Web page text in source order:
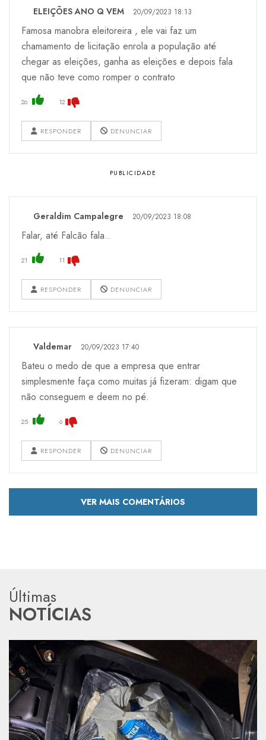
ELEIÇÕES ANO Q VEM 20/09/2023 18:13
Famosa manobra eleitoreira , ele vai faz um
chamamento de licitação enrola a população até
chegar as eleições, ganha as eleições e depois fala
que não teve como romper o contrato
26 12
RESPONDER DENUNCIAR
Geraldim Campalegre 20/09/2023 18:08
Falar, até Falcão fala..
21 11
RESPONDER DENUNCIAR
Valdemar 20/09/2023 17:40
Bateu o medo de que a empresa que entrar
simplesmente faça como muitas já fizeram: digam que
não conseguem e deem no pé.
25 6
RESPONDER DENUNCIAR
VER MAIS COMENTÁRIOS
Últimas
NOTÍCIAS